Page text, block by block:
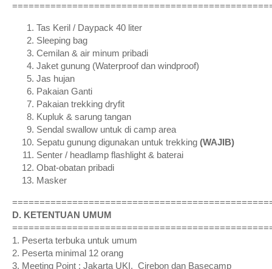
Tas Keril / Daypack 40 liter
Sleeping bag
Cemilan & air minum pribadi
Jaket gunung (Waterproof dan windproof)
Jas hujan
Pakaian Ganti
Pakaian trekking dryfit
Kupluk & sarung tangan
Sendal swallow untuk di camp area
Sepatu gunung digunakan untuk trekking (WAJIB)
Senter / headlamp flashlight & baterai
Obat-obatan pribadi
Masker
D. KETENTUAN UMUM
1. Peserta terbuka untuk umum
2. Peserta minimal 12 orang
3. Meeting Point : Jakarta UKI, Cirebon dan Basecamp